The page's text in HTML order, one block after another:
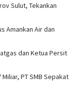
Sulut, Tekankan
Amankan Air dan
dan Ketua Persit
PT SMB Sepakat